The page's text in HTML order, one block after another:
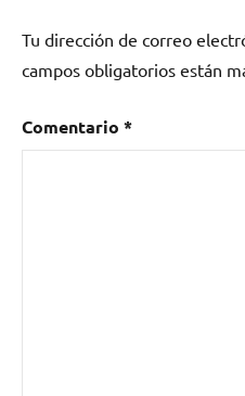
Tu dirección de correo
campos obligatorios están
Comentario *